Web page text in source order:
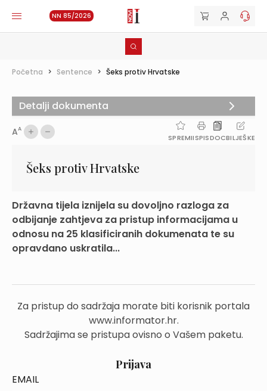
NN 85/2026
Početna > Sentence > Šeks protiv Hrvatske
AA
SPREMIISPISDOCBILJEŠKE
Šeks protiv Hrvatske
Državna tijela iznijela su dovoljno razloga za
odbijanje zahtjeva za pristup informacijama u
odnosu na 25 klasificiranih dokumenata te su
opravdano uskratila...
Za pristup do sadržaja morate biti korisnik portala
www.informator.hr.
Sadržajima se pristupa ovisno o Vašem paketu.
Prijava
EMAIL
Detalji dokumenta